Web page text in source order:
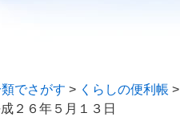
でさがす > くらしの便利帳 >
２６年５月１３日